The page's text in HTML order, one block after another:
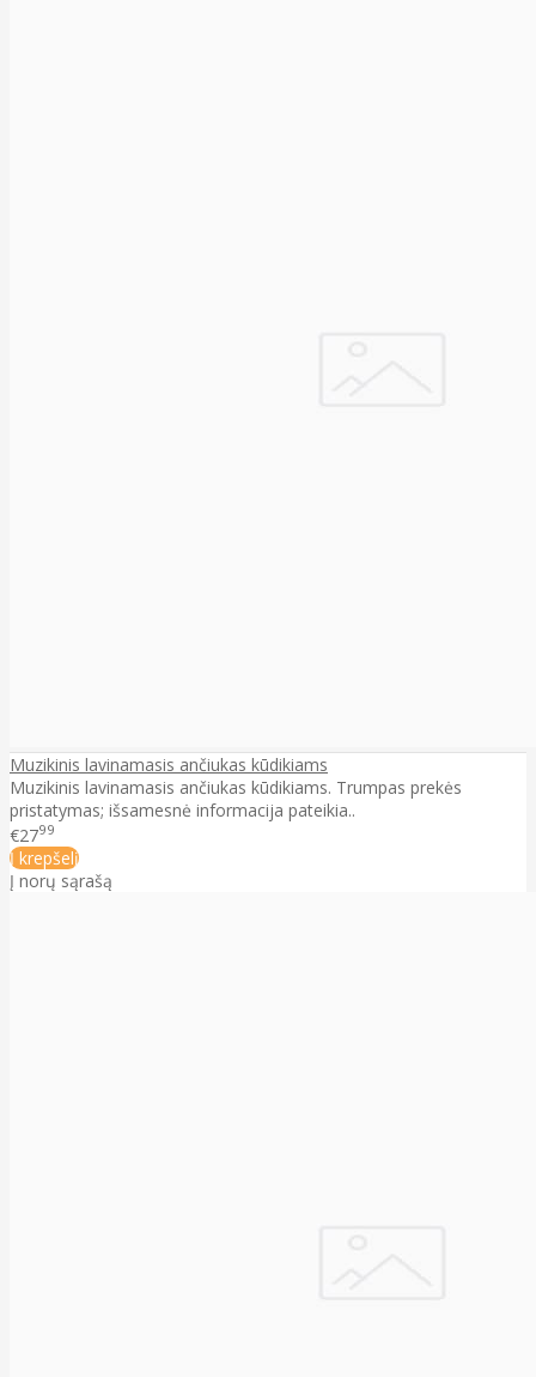
Muzikinis lavinamasis ančiukas kūdikiams
Muzikinis lavinamasis ančiukas kūdikiams. Trumpas prekės
pristatymas; išsamesnė informacija pateikia..
€2799
Į krepšelį
Į norų sąrašą